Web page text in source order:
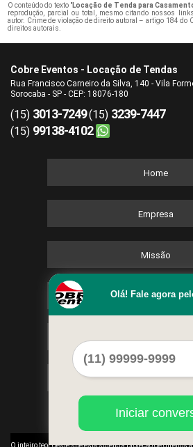
O conteúdo do texto "Locação de Tenda para
reprodução, parcial ou total, mesmo citando nossos
autor. Crime de violação de direito autoral – artigo 184 do
direitos autorais
Cobre Eventos - Locação de Tendas
Rua Francisco Carneiro da Silva, 140 - Vila
Sorocaba - SP - CEP: 18076-180
(15) 3013-7249(15) 3239-7447
(15) 99138-4102
Home
Empresa
Missão
Serviços
Mapa do site
O inteiro teor deste site está sujeito à proteção de direitos
Olá! Fale agora
Iniciar